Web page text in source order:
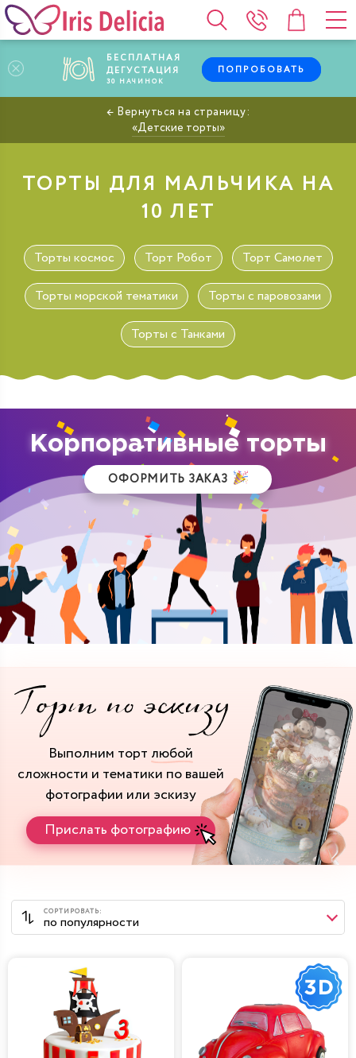
БЕСПЛАТНАЯ
ДЕГУСТАЦИЯ
30 НАЧИНОК
ПОПРОБОВАТЬ
Детские торты
ТОРТЫ ДЛЯ МАЛЬЧИКА НА
10 ЛЕТ
Торты космос Торт Робот Торт Самолет
Торты морской тематики Торты с паровозами
Торты с Танками
Корпоративные торты
ОФОРМИТЬ ЗАКАЗ
Выполним торт любой
сложности и тематики по вашей
фотографии или эскизу
Прислать фотографию